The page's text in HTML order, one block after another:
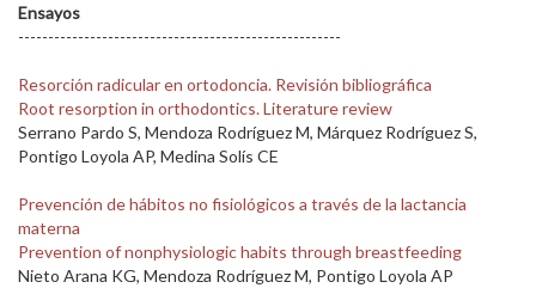
Ensayos
------------------------------------------------------
Resorción radicular en ortodoncia. Revisión bibliográfica
Root resorption in orthodontics. Literature review
Serrano Pardo S, Mendoza Rodríguez M, Márquez Rodríguez S,
Pontigo Loyola AP, Medina Solís CE
Prevención de hábitos no fisiológicos a través de la lactancia
materna
Prevention of nonphysiologic habits through breastfeeding
Nieto Arana KG, Mendoza Rodríguez M, Pontigo Loyola AP